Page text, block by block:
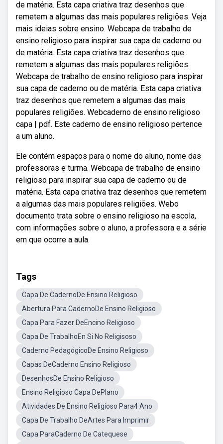
de matéria. Esta capa criativa traz desenhos que
remetem a algumas das mais populares religiões. Veja
mais ideias sobre ensino. Webcapa de trabalho de
ensino religioso para inspirar sua capa de caderno ou
de matéria. Esta capa criativa traz desenhos que
remetem a algumas das mais populares religiões.
Webcapa de trabalho de ensino religioso para inspirar
sua capa de caderno ou de matéria. Esta capa criativa
traz desenhos que remetem a algumas das mais
populares religiões. Webcaderno de ensino religioso
capa | pdf. Este caderno de ensino religioso pertence
a um aluno.
Ele contém espaços para o nome do aluno, nome das
professoras e turma. Webcapa de trabalho de ensino
religioso para inspirar sua capa de caderno ou de
matéria. Esta capa criativa traz desenhos que remetem
a algumas das mais populares religiões. Webo
documento trata sobre o ensino religioso na escola,
com informações sobre o aluno, a professora e a série
em que ocorre a aula.
Tags
Capa De CadernoDe Ensino Religioso
Abertura Para CadernoDe Ensino Religioso
Capa Para Fazer DeEncino Religioso
Capa De TrabalhoEn Si No Religisoso
Caderno PedagógicoDe Ensino Religioso
Capas DeCaderno Ensino Religioso
DesenhosDe Ensino Religioso
Ensino Religioso Capa DePlano
Atividades De Ensino Religioso Para4 Ano
Capa De Trabalho DeArtes Para Imprimir
Capa ParaCaderno De Catequese